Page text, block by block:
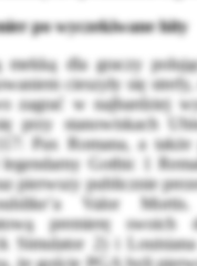
po wyczekiwane hity
mekką dla graczy
cieszyły się
zagrać w najbardziej
przy stanowiskach
Pax Romana, a
legendarny Gothic 1
pierwszy publicznie
Valor
premierę swoich
Simulator 2) i